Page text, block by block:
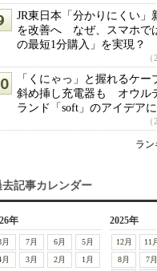
JR東日本「分かりにくい」
を改善へ なぜ、スマホで
の最短1分購入」を実現？
「くにゃっ」と握れるケー
斜め挿し充電器も オウル
ランド「soft」のアイデア
ラン
去記事カレンダー
年
月 7月 6月
5月
月
3月 2月 1月
2025年
12月 11
8月
7月